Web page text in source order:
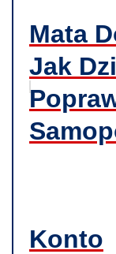
Mata
Jak
Konto